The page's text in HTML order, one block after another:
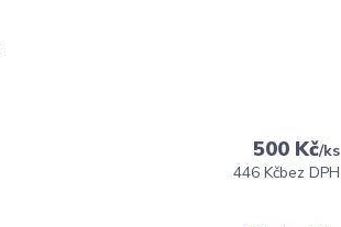
500 Kč/ks
446 Kčbez DPH